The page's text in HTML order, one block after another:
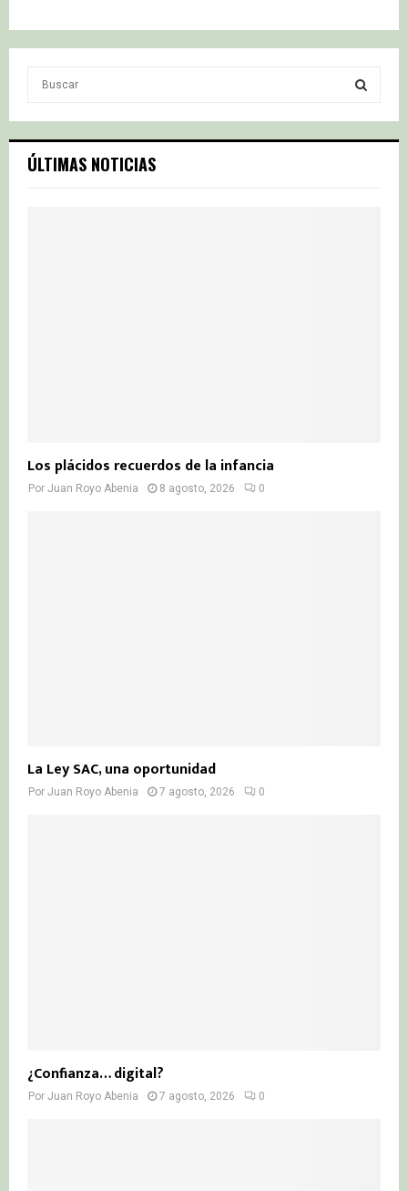
c
h
S
ÚLTIMAS NOTICIAS
Los plácidos recuerdos de la infancia
Por Juan Royo Abenia 8 agosto, 2026 0
La Ley SAC, una oportunidad
Por Juan Royo Abenia 7 agosto, 2026 0
¿Confianza… digital?
Por Juan Royo Abenia 7 agosto, 2026 0